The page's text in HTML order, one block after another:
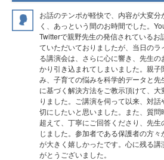
お話のテンポが軽快で、内容が大変分
く、あっという間のお時間でした。
Twitterで親野先生の発信されているお
ていただいておりましたが、当日のラ
る講演会は、さらに心に響き、先生の
かり引き込まれてしまいました。親子
み、子育ての悩みを科学的データと先
に基づく解決方法をご教示頂けて、大
りました。ご講演を伺って以来、対話
切にしたいと思いました。また、質問
超えて、丁寧にご回答くださり、先生
じました。参加者である保護者の方々
が大きく嬉しかったです。心に残る講
がとうございました。